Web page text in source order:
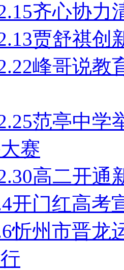
齐心协力
贾舒祺创
峰哥说
范亭中学
赛
高二开通
开门红高考
忻州市晋龙